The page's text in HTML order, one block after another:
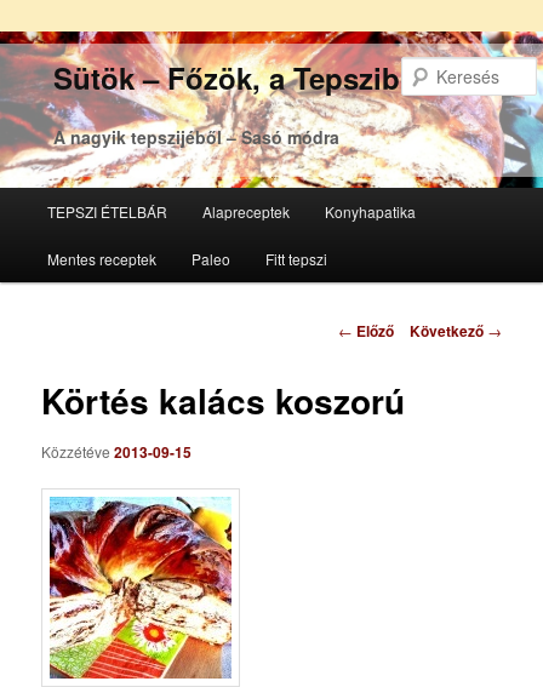
Sütök – Főzök, a Tepsziből
A nagyik tepszijéből – Sasó módra
Tovább
az
Tovább
a
TEPSZI ÉTELBÁR Alapreceptek Konyhapatika
Mentes receptek Paleo Fitt tepszi
Bejegyzés
← Előző Következő →
Körtés kalács koszorú
Közzétéve2013-09-15